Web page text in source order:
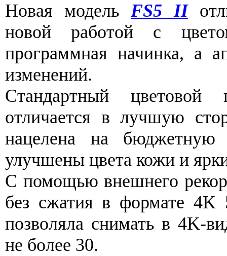
Новая модель FS5 II
новой работой с
программная начинка, а
изменений.
Стандартный
отличается в лучшую
нацелена на бюджетную
улучшены цвета кожи и
С помощью внешнего
без сжатия в формате 4K
позволяла снимать в 4K-
не более 30.